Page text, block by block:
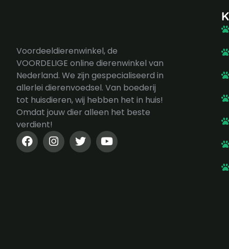
Voordeeldierenwinkel, de
VOORDELIGE online dierenwinkel van
Nederland. We zijn gespecialiseerd in
allerlei dierenvoedsel. Van boederij
tot huisdieren, wij hebben het in huis!
Omdat jouw dier alleen het beste
verdient!
F
a
c
I
n
s
T
w
i
Y
o
u